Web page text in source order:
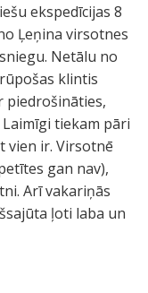
ekspedīcijas 8
Ļeņina virsotnes
Netālu no
klintis
piedrošināties,
tiekam pāri
vien ir. Virsotnē
gan nav),
Arī vakariņās
ļoti laba un